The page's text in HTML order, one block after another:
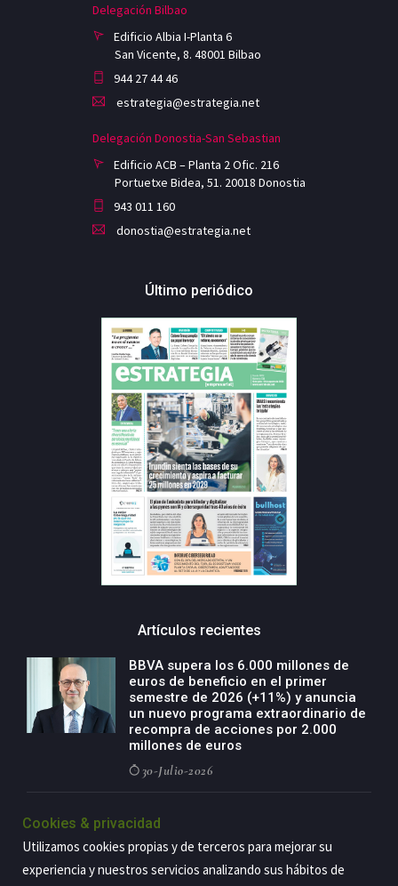
Delegación Bilbao
Edificio Albia I-Planta 6
San Vicente, 8. 48001 Bilbao
944 27 44 46
estrategia@estrategia.net
Delegación Donostia-San Sebastian
Edificio ACB – Planta 2 Ofic. 216
Portuetxe Bidea, 51. 20018 Donostia
943 011 160
donostia@estrategia.net
Último periódico
Artículos recientes
BBVA supera los 6.000 millones de
euros de beneficio en el primer
semestre de 2026 (+11%) y anuncia
un nuevo programa extraordinario de
recompra de acciones por 2.000
millones de euros
30-Julio-2026
BBVA acelera el crecimiento de su
negocio agro con un modelo global
de especialización presente en siete
Cookies & privacidad
Utilizamos cookies propias y de terceros para mejorar su
experiencia y nuestros servicios analizando sus hábitos de